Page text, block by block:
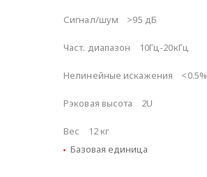
Сигнал/шум >95 дБ
Част. диапазон 10Гц-20кГц
Нелинейные искажения <0.5%
Рэковая высота 2U
Вес 12 кг
Базовая единица